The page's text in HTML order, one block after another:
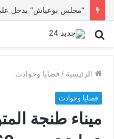
بحث
الرئيسية / قضايا وحوادث
قضايا وحوادث
ميناء طنجة